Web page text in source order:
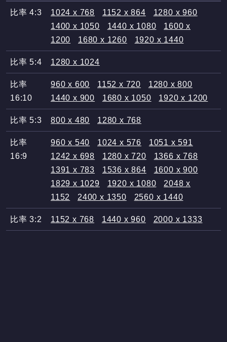
比率 4:3 1024 x 768 1152 x 864
1280 x 960
1400 x 1050
1440 x 1080
1600 x
1200
1680 x 1260 1920 x 1440
比率 5:4 1280 x 1024
比率
16:10
960 x 600 1152 x 720
1280 x 800
1440 x 900
1680 x 1050 1920 x 1200
比率 5:3 800 x 480 1280 x 768
比率
16:9
960 x 540 1024 x 576
1051 x 591
1242 x 698
1280 x 720
1366 x 768
1391 x 783
1536 x 864
1600 x 900
1829 x 1029
1920 x 1080
2048 x
1152
2400 x 1350 2560 x 1440
比率 3:2 1152 x 768 1440 x 960 2000 x 1333